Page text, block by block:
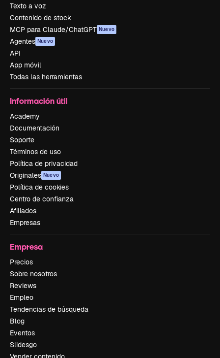
Texto a voz
Contenido de stock
MCP para Claude/ChatGPT Nuevo
Agentes Nuevo
API
App móvil
Todas las herramientas
Información útil
Academy
Documentación
Soporte
Términos de uso
Política de privacidad
Originales Nuevo
Política de cookies
Centro de confianza
Afiliados
Empresas
Empresa
Precios
Sobre nosotros
Reviews
Empleo
Tendencias de búsqueda
Blog
Eventos
Slidesgo